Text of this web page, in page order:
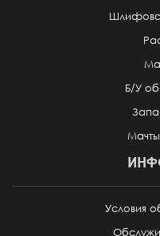
Б/У
Условия